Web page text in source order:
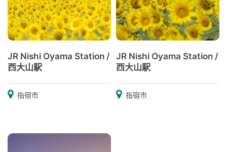
JR Nishi Oyama Station /
西大山駅
指宿市
JR Nishi Oyama Station /
西大山駅
指宿市